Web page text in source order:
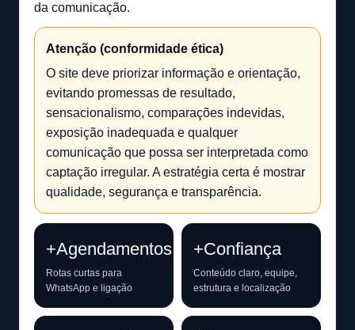
da comunicação.
Atenção (conformidade ética)
O site deve priorizar informação e orientação,
evitando promessas de resultado,
sensacionalismo, comparações indevidas,
exposição inadequada e qualquer
comunicação que possa ser interpretada como
captação irregular. A estratégia certa é mostrar
qualidade, segurança e transparência.
+Agendamentos
Rotas curtas para
WhatsApp e ligação
+Confiança
Conteúdo claro, equipe,
estrutura e localização